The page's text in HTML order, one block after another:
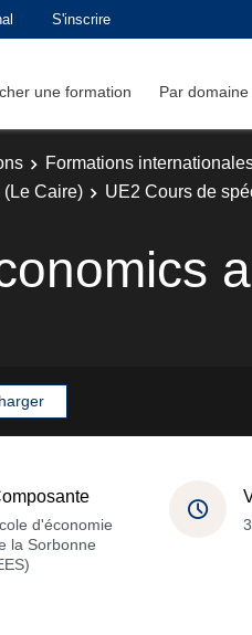
S'inscrire
une formation Par domaine
Formations
(Le Caire)
UE2 Cours de
d'économie
la Sorbonne